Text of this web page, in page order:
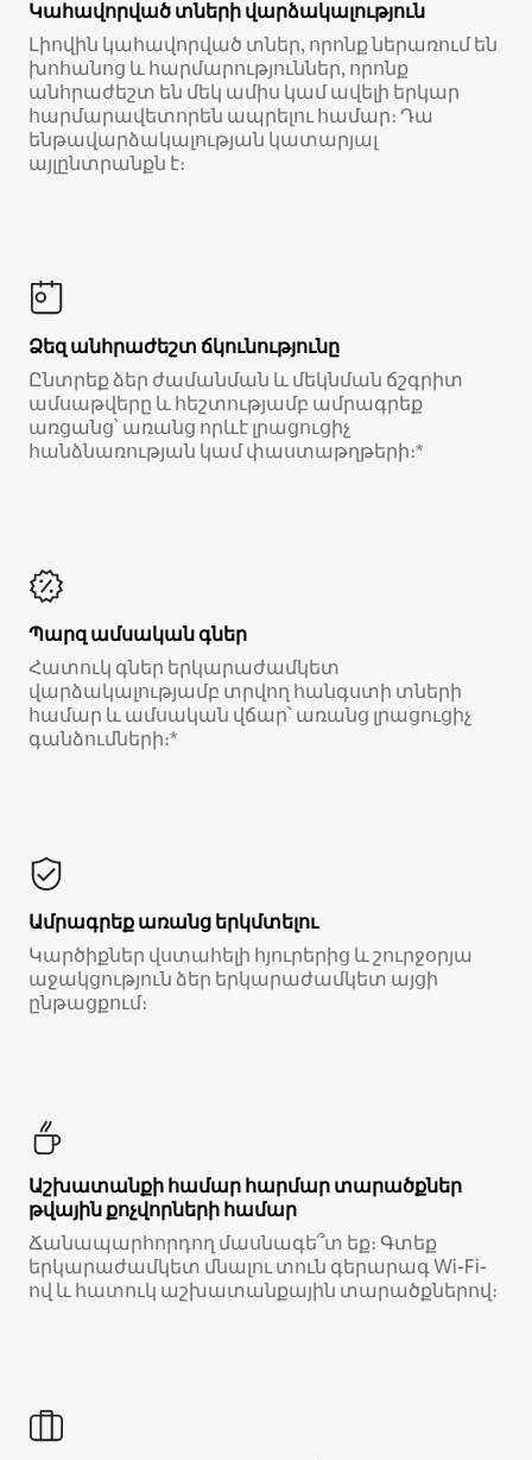
Կահավորված տների վարձակալություն
Լիովին կահավորված տներ, որոնք ներառում են
խոհանոց և հարմարություններ, որոնք
անհրաժեշտ են մեկ ամիս կամ ավելի երկար
հարմարավետորեն ապրելու համար։ Դա
ենթավարձակալության կատարյալ
այլընտրանքն է։
Ձեզ անհրաժեշտ ճկունությունը
Ընտրեք ձեր ժամանման և մեկնման ճշգրիտ
ամսաթվերը և հեշտությամբ ամրագրեք
առցանց՝ առանց որևէ լրացուցիչ
հանձնառության կամ փաստաթղթերի։*
Պարզ ամսական գներ
Հատուկ գներ երկարաժամկետ
վարձակալությամբ տրվող հանգստի տների
համար և ամսական վճար՝ առանց լրացուցիչ
գանձումների։*
Ամրագրեք առանց երկմտելու
Կարծիքներ վստահելի հյուրերից և շուրջօրյա
աջակցություն ձեր երկարաժամկետ այցի
ընթացքում։
Աշխատանքի համար հարմար տարածքներ
թվային քոչվորների համար
Ճանապարհորդող մասնագե՞տ եք։ Գտեք
երկարաժամկետ մնալու տուն գերարագ Wi-Fi-
ով և հատուկ աշխատանքային տարածքներով։